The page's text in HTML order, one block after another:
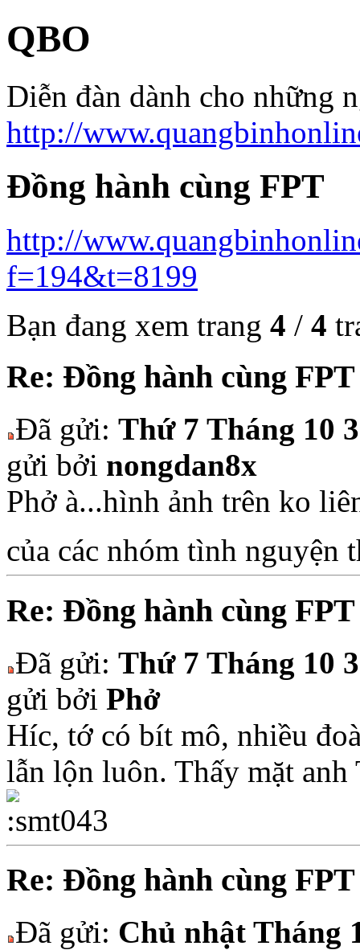
QBO
Diễn đàn dành cho những
http://
Đồng hành cùng FPT
http://
f=194&t=8199
Bạn đang xem trang 4 / 4
Re: Đồng hành cùng FPT
Đã gửi: Thứ 7 Tháng 10
gửi bởi nongdan8x
Phở à...hình ảnh trên ko
của các nhóm tình nguyện
Re: Đồng hành cùng FPT
Đã gửi: Thứ 7 Tháng 10
gửi bởi Phở
Híc, tớ có bít mô, nhiều
lẫn lộn luôn. Thấy mặt
Re: Đồng hành cùng FPT
Đã gửi: Chủ nhật Tháng